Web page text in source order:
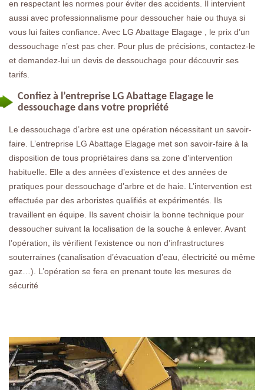
en respectant les normes pour éviter des accidents. Il intervient
aussi avec professionnalisme pour dessoucher haie ou thuya si
vous lui faites confiance. Avec LG Abattage Elagage , le prix d’un
dessouchage n’est pas cher. Pour plus de précisions, contactez-le
et demandez-lui un devis de dessouchage pour découvrir ses
tarifs.
Confiez à l’entreprise LG Abattage Elagage le
dessouchage dans votre propriété
Le dessouchage d’arbre est une opération nécessitant un savoir-
faire. L’entreprise LG Abattage Elagage met son savoir-faire à la
disposition de tous propriétaires dans sa zone d’intervention
habituelle. Elle a des années d’existence et des années de
pratiques pour dessouchage d’arbre et de haie. L’intervention est
effectuée par des arboristes qualifiés et expérimentés. Ils
travaillent en équipe. Ils savent choisir la bonne technique pour
dessoucher suivant la localisation de la souche à enlever. Avant
l’opération, ils vérifient l’existence ou non d’infrastructures
souterraines (canalisation d’évacuation d’eau, électricité ou même
gaz…). L’opération se fera en prenant toute les mesures de
sécurité